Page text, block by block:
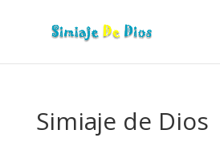
Simiaje de Dios